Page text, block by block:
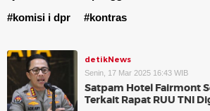
#komisi i dpr
#kontras
detikNews
Senin, 17 Mar 2025 16:43 WIB
Satpam Hotel Fairmont
Terkait Rapat RUU TNI